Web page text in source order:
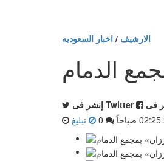
الارشيف / اخبار السعوديه
الدمام
إنشر فى Twitter
تبليغ